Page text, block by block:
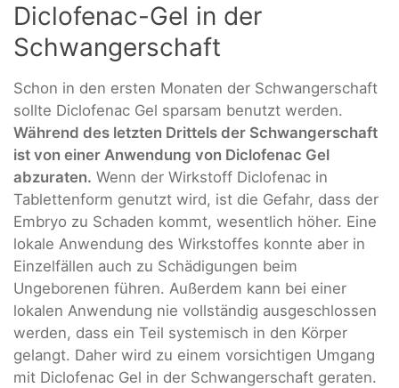
Diclofenac-Gel in der
Schwangerschaft
Schon in den ersten Monaten der Schwangerschaft
sollte Diclofenac Gel sparsam benutzt werden.
Während des letzten Drittels der Schwangerschaft
ist von einer Anwendung von Diclofenac Gel
abzuraten. Wenn der Wirkstoff Diclofenac in
Tablettenform genutzt wird, ist die Gefahr, dass der
Embryo zu Schaden kommt, wesentlich höher. Eine
lokale Anwendung des Wirkstoffes konnte aber in
Einzelfällen auch zu Schädigungen beim
Ungeborenen führen. Außerdem kann bei einer
lokalen Anwendung nie vollständig ausgeschlossen
werden, dass ein Teil systemisch in den Körper
gelangt. Daher wird zu einem vorsichtigen Umgang
mit Diclofenac Gel in der Schwangerschaft geraten.